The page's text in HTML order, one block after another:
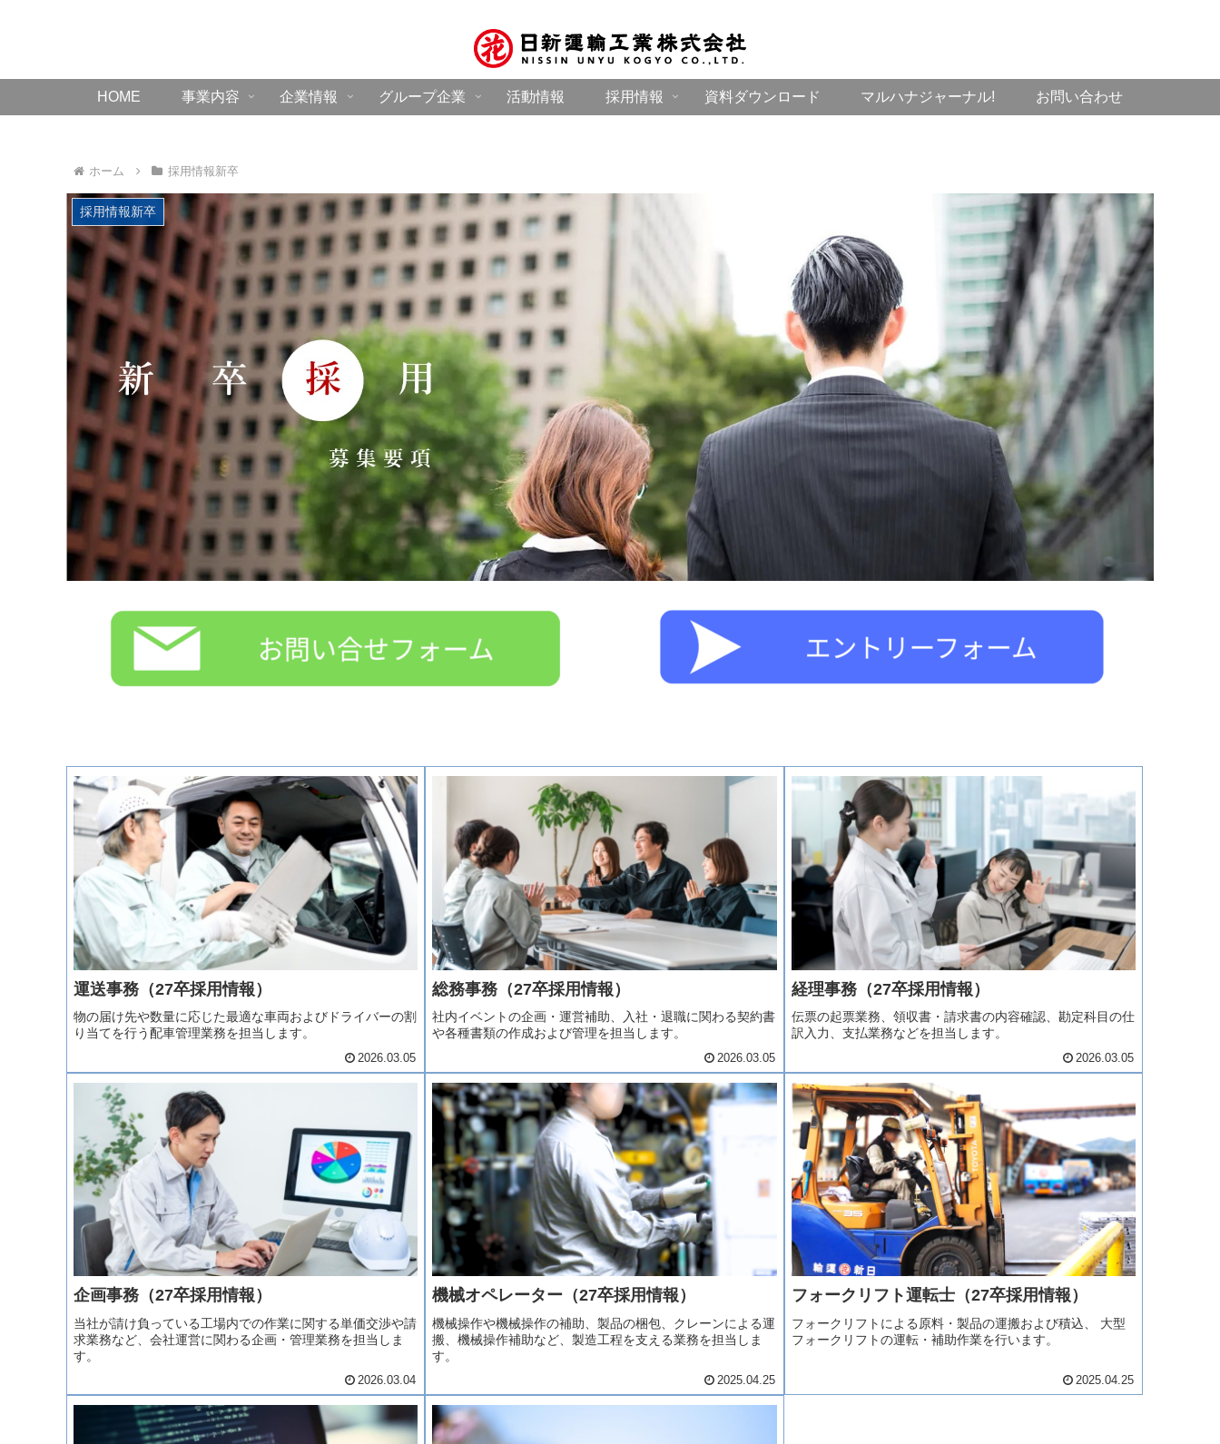
HOME 事業内容 企業情報 グループ企業 活動情報 採用情報 資料ダウンロード マルハナジャーナル! お問い合わせ
ホーム 採用情報新卒
採用情報新卒
運送事務（27卒採用情報）
物の届け先や数量に応じた最適な車両およびドライバーの割
り当てを行う配車管理業務を担当します。
2026.03.05
総務事務（27卒採用情報）
社内イベントの企画・運営補助、入社・退職に関わる契約書
や各種書類の作成および管理を担当します。
2026.03.05
経理事務（27卒採用情報）
伝票の起票業務、領収書・請求書の内容確認、勘定科目の仕
訳入力、支払業務などを担当します。
2026.03.05
企画事務（27卒採用情報）
当社が請け負っている工場内での作業に関する単価交渉や請
求業務など、会社運営に関わる企画・管理業務を担当しま
す。
2026.03.04
機械オペレーター（27卒採用情報）
機械操作や機械操作の補助、製品の梱包、クレーンによる運
搬、機械操作補助など、製造工程を支える業務を担当しま
す。
2025.04.25
フォークリフト運転士（27卒採用情報）
フォークリフトによる原料・製品の運搬および積込、 大型
フォークリフトの運転・補助作業を行います。
2025.04.25